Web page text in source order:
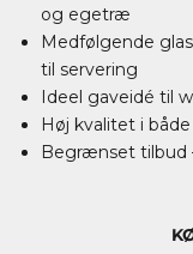
og egetræ
Medfølgende
til servering
Ideel gaveidé til
Høj kvalitet i
Begrænset tilbud